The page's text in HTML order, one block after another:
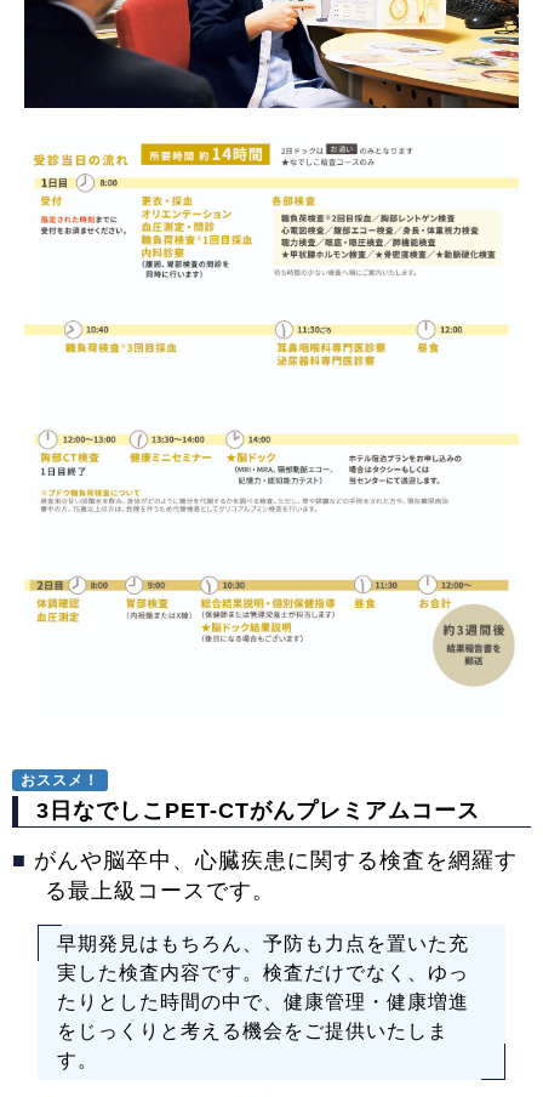
おススメ！
3日なでしこPET-CTがんプレミアムコース
■ がんや脳卒中、心臓疾患に関する検査を網羅す
る最上級コースです。
早期発見はもちろん、予防も力点を置いた充
実した検査内容です。検査だけでなく、ゆっ
たりとした時間の中で、健康管理・健康増進
をじっくりと考える機会をご提供いたしま
す。